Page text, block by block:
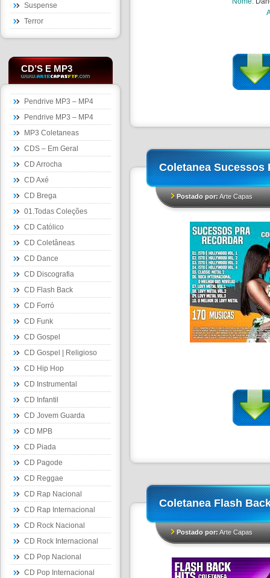
Suspense
Terror
CD’S E MP3
Pendrive MP3 – MP4
Pendrive MP3 – MP4
MP3 Coletaneas
CDS – Em Geral
CD Arrocha
CD Axé
CD Brega
01.Todas Coleções
CD Católico
CD Coletâneas
CD Dance
CD Discografia
CD Flash Back
CD Forró
CD Funk
CD Gospel
CD Gospel | Religioso
CD Hip Hop
CD Instrumental
CD Infantil
CD Jovem Guarda
CD MPB
CD Piada
CD Pagode
CD Reggae
CD Rap Nacional
CD Rap Internacional
CD Rock Nacional
CD Rock Internacional
CD Pop Nacional
CD Pop Internacional
Coletanea Sucessos
Postado por:Arte Capas
Coletanea Flash
Postado por:Arte Capas